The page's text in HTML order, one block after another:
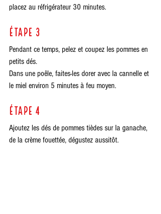
placez au réfrigérateur 30 minutes.
étape 3
Pendant ce temps, pelez et coupez les pommes en
petits dés.
Dans une poêle, faites-les dorer avec la cannelle et
le miel environ 5 minutes à feu moyen.
étape 4
Ajoutez les dés de pommes tièdes sur la ganache,
de la crème fouettée, dégustez aussitôt.